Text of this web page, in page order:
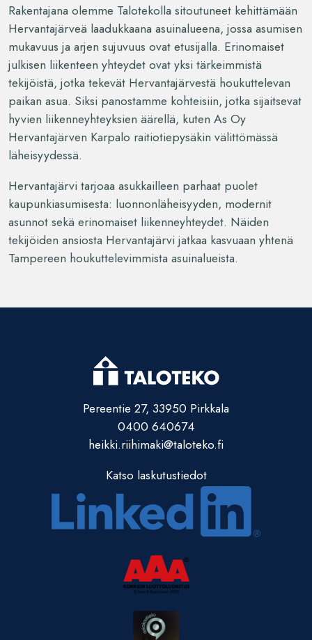
Rakentajana olemme Talotekolla sitoutuneet kehittämään
Hervantajärveä laadukkaana asuinalueena, jossa asumisen
mukavuus ja arjen sujuvuus ovat etusijalla. Erinomaiset
julkisen liikenteen yhteydet ovat yksi tärkeimmistä
tekijöistä, jotka tekevät Hervantajärvestä houkuttelevan
paikan asua. Siksi panostamme kohteisiin, jotka sijaitsevat
hyvien liikenneyhteyksien äärellä, kuten As Oy
Hervantajärven Karpalo raitiotiepysäkin välittömässä
läheisyydessä.
Hervantajärvi tarjoaa asukkailleen parhaat puolet
kaupunkiasumisesta: luonnonläheisyyden, modernit
asunnot sekä erinomaiset liikenneyhteydet. Näiden
tekijöiden ansiosta Hervantajärvi jatkaa kasvuaan yhtenä
Tampereen houkuttelevimmista asuinalueista.
Pereentie 27, 33950 Pirkkala
0400 640674
heikki.riihimaki@taloteko.fi
Katso laskutustiedot